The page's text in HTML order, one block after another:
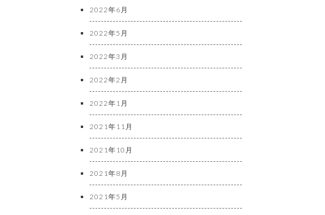
2022年6月
2022年5月
2022年3月
2022年2月
2022年1月
2021年11月
2021年10月
2021年8月
2021年5月